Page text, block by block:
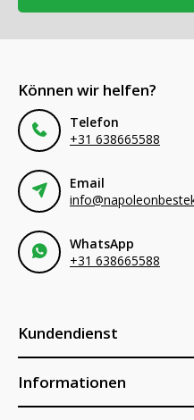
Können wir helfen?
Telefon
+31 638665588
Email
WhatsApp
+31 638665588
Kundendienst
Informationen